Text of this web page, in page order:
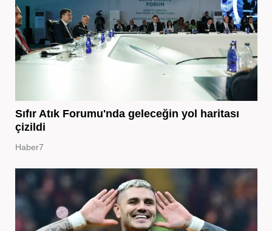
Sıfır Atık Forumu'nda geleceğin yol haritası
çizildi
Haber7